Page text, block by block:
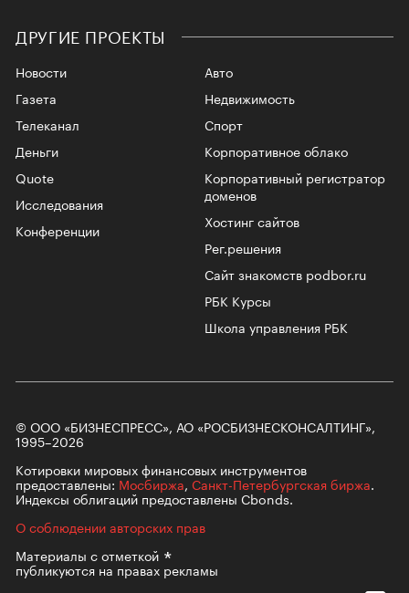
ДРУГИЕ ПРОЕКТЫ
Новости
Газета
Телеканал
Авто
Недвижимость
Спорт
Корпоративное облако
Корпоративный регистратор
доменов
Хостинг сайтов
Рег.решения
Сайт знакомств podbor.ru
РБК Курсы
Школа управления РБК
Деньги
Quote
Исследования
Конференции
© ООО «БИЗНЕСПРЕСС», АО «РОСБИЗНЕСКОНСАЛТИНГ»,
1995–2026
Котировки мировых финансовых инструментов
предоставлены: Мосбиржа, Санкт-Петербургская биржа.
Индексы облигаций предоставлены Cbonds.
О соблюдении авторских прав
Материалы сотметкой
публикуются на правах рекламы